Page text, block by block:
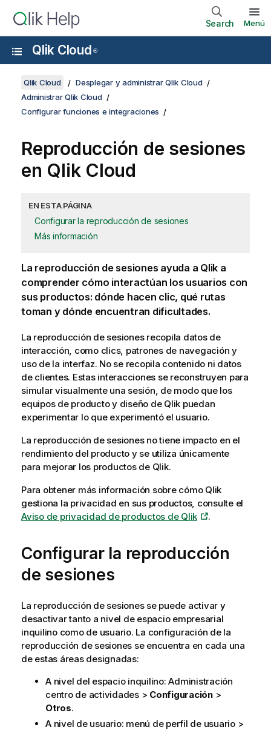
Search Menú
Qlik Cloud ®
Qlik Cloud
Desplegar y administrar Qlik Cloud
Administrar Qlik Cloud
Configurar funciones e integraciones
Reproducción de sesiones
en Qlik Cloud
EN ESTA PÁGINA
Configurar la reproducción de sesiones
Más información
La reproducción de sesiones ayuda a Qlik a
comprender cómo interactúan los usuarios con
sus productos: dónde hacen clic, qué rutas
toman y dónde encuentran dificultades.
La reproducción de sesiones recopila datos de
interacción, como clics, patrones de navegación y
uso de la interfaz. No se recopila contenido ni datos
de clientes. Estas interacciones se reconstruyen para
simular visualmente una sesión, de modo que los
equipos de producto y diseño de Qlik puedan
experimentar lo que experimentó el usuario.
La reproducción de sesiones no tiene impacto en el
rendimiento del producto y se utiliza únicamente
para mejorar los productos de Qlik.
Para obtener más información sobre cómo Qlik
gestiona la privacidad en sus productos, consulte el
Aviso de privacidad de productos de Qlik .
Configurar la reproducción
de sesiones
La reproducción de sesiones se puede activar y
desactivar tanto a nivel de espacio empresarial
inquilino como de usuario. La configuración de la
reproducción de sesiones se encuentra en cada una
de estas áreas designadas:
A nivel del espacio inquilino:Administración
centro de actividades > Configuración>
Otros.
A nivel de usuario: menú de perfil de usuario >